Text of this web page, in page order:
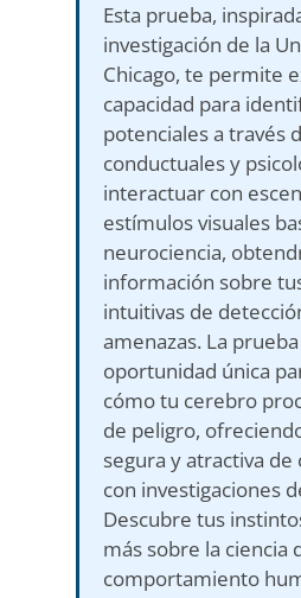
Esta prueba,
investigación de la
Chicago, te permite
capacidad para
potenciales a través
conductuales y
interactuar con
estímulos visuales
neurociencia,
información sobre
intuitivas de
amenazas. La
oportunidad única
cómo tu cerebro
de peligro,
segura y atractiva
con investigaciones
Descubre tus
más sobre la ciencia
comportamiento